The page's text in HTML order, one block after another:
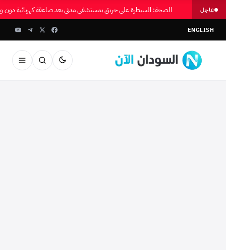
عاجل الصحة: السيطرة على حريق بمستشفى مدني بعد صاعقة كهربائية دون
ENGLISH